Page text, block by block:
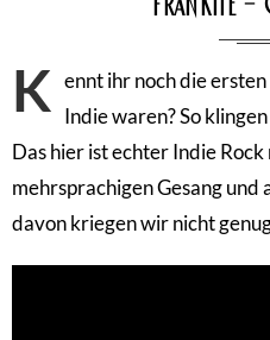
K ennt ihr noch die ersten
Indie waren? So klingen
Das hier ist echter Indie
mehrsprachigen Gesang und
davon kriegen wir nicht